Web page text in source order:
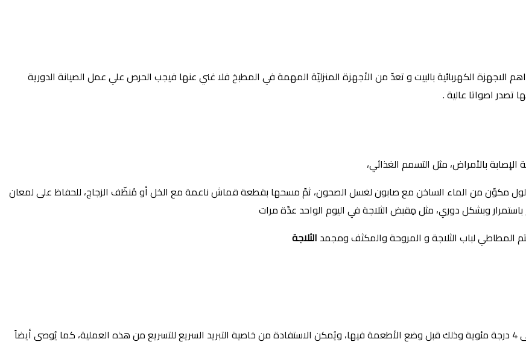
اهم الاجهزة الكهربائية بالبيت و تعدّ من الأجهزة المنزليّة المهمة في المطبخ فلا غني عنها فيجب الحرص علي عمل الصيانة الدورية
تصدر اصواتا عالية .
الإصابة بالأمراض، مثل التسمم الغذائي،
محلول مكوّن من الماء الساخن مع صابون لغسل الصحون، ثمّ مسحها بقطعة قماش ناعمة مع الخل أو مُنظّف الزجاج، للحفاظ على لمعان
باستمرار وبشكل دوري، مثل مِقبض الثلاجة في اليوم الواحد عدّة مرات
المطاطي لباب الثلاجة و المروحة والمكثف ومجمد الثلاجة
إغلاق باب الثلاجة بعد تنظيفها والانتظار لحين وصول درجة حرارتها إلى 4 درجة مئوية وذلك قبل وضع الأطعمة فيها، ويُمكن الاستفادة من خاصية التبريد السريع للتسريع من هذه العملية، كما يُوصى أيضاً